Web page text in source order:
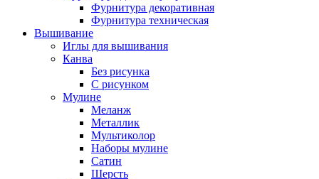
Фурнитура декоративная
Фурнитура техническая
Вышивание
Иглы для вышивания
Канва
Без рисунка
С рисунком
Мулине
Меланж
Металлик
Мультиколор
Наборы мулине
Сатин
Шерсть